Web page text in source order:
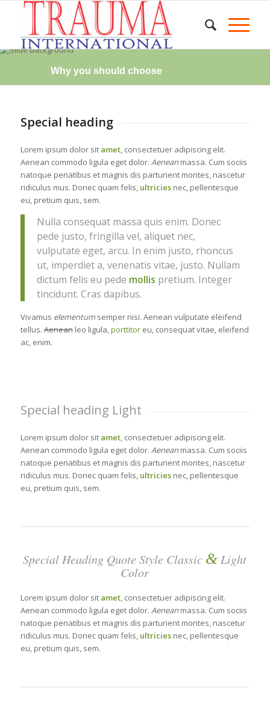
Why you should choose
Special heading
Lorem ipsum dolor sit amet, consectetuer adipiscing elit.
Aenean commodo ligula eget dolor. Aeneanmassa. Cum sociis
natoque penatibus et magnis dis parturient montes, nascetur
ridiculus mus. Donec quam felis, ultriciesnec, pellentesque
eu, pretium quis, sem.
Nulla consequat massa quis enim. Donec
pede justo, fringilla vel, aliquet nec,
vulputate eget, arcu. In enim justo, rhoncus
ut, imperdiet a, venenatis vitae, justo. Nullam
dictum felis eu pede mollis pretium. Integer
tincidunt. Cras dapibus.
Vivamus elementumsemper nisi. Aenean vulputate eleifend
tellus.Aeneanleo ligula,porttitoreu, consequat vitae, eleifend
ac, enim.
Special heading Light
Lorem ipsum dolor sit amet, consectetuer adipiscing elit.
Aenean commodo ligula eget dolor. Aeneanmassa. Cum sociis
natoque penatibus et magnis dis parturient montes, nascetur
ridiculus mus. Donec quam felis, ultriciesnec, pellentesque
eu, pretium quis, sem.
Special Heading Quote Style Classic &Light
Color
Lorem ipsum dolor sit amet, consectetuer adipiscing elit.
Aenean commodo ligula eget dolor. Aeneanmassa. Cum sociis
natoque penatibus et magnis dis parturient montes, nascetur
ridiculus mus. Donec quam felis, ultriciesnec, pellentesque
eu, pretium quis, sem.